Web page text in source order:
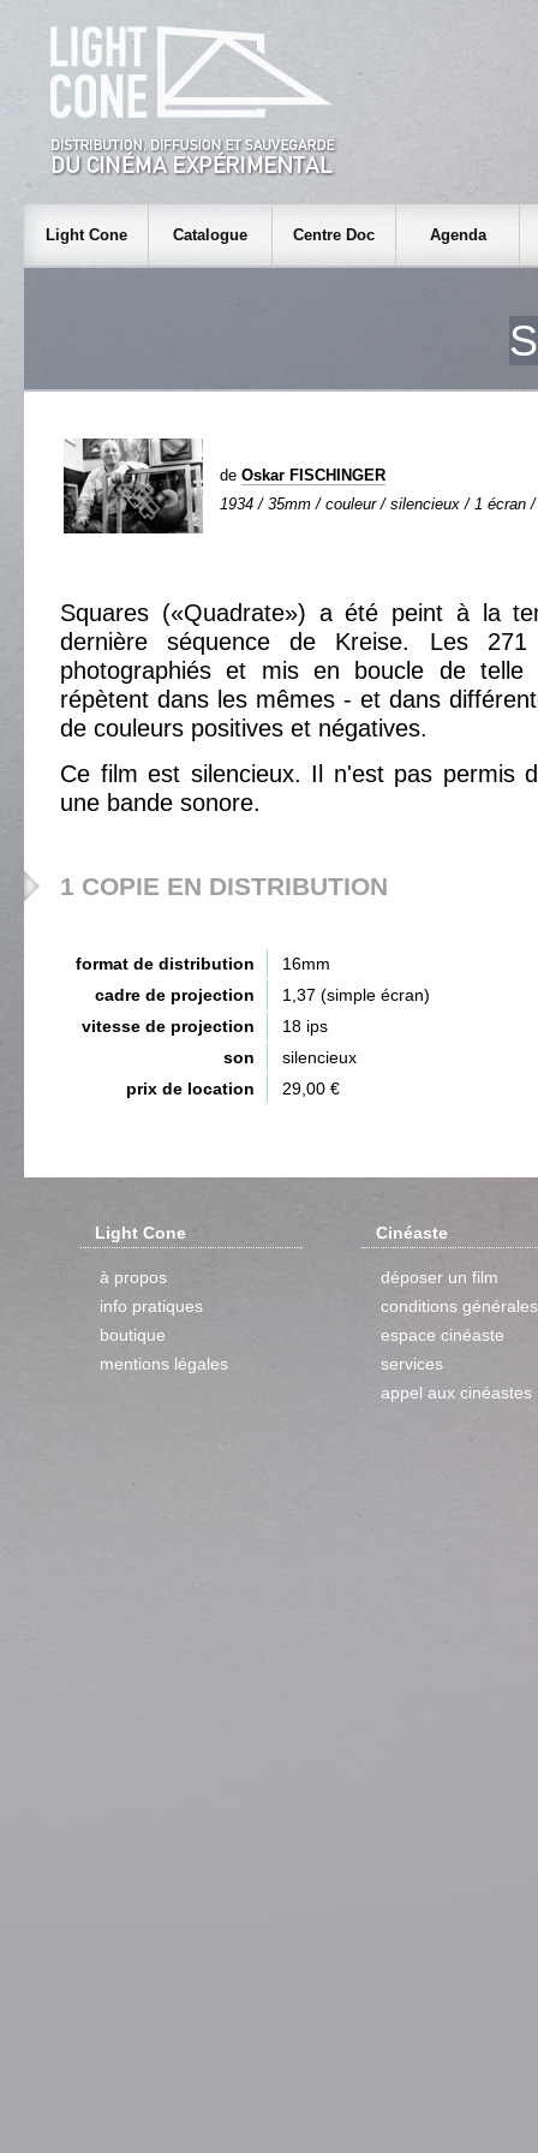
Light Cone Catalogue Centre Doc Agenda
de Oskar FISCHINGER
1934 / 35mm / couleur / silencieux / 1 écran /
Squares («Quadrate») a été peint à la
dernière séquence de Kreise. Les
photographiés et mis en boucle de telle
répètent dans les mêmes - et dans
de couleurs positives et négatives.
Ce film est silencieux. Il n'est pas permis
une bande sonore.
1 COPIE EN DISTRIBUTION
format de distribution
16mm
cadre de projection
1,37 (simple écran)
vitesse de projection
18 ips
son
silencieux
prix de location
29,00 €
Light Cone
à propos
info pratiques
boutique
mentions légales
Cinéaste
déposer un film
conditions générales
espace cinéaste
services
appel aux cinéastes